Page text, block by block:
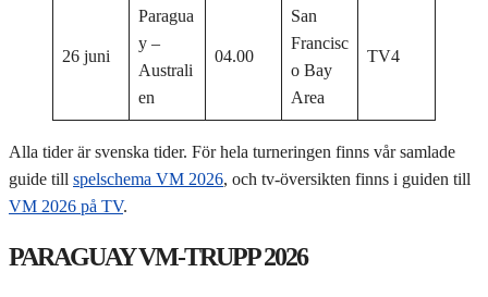
26 juni
Paragua
y –
Australi
en
04.00
San
Francisc
o Bay
Area
TV4
Alla tider är svenska tider. För hela turneringen finns vår samlade
guide till spelschema VM 2026, och tv-översikten finns i guiden till
VM 2026 på TV.
PARAGUAY VM-TRUPP 2026